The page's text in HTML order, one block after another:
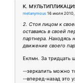
К.
metanymous 16 июля 2010,
2. Стоя лицом к
оставаясь в своей
партнера. Находясь
движение своего
Еклмн. За тридцать
--зеркалить можно
--вперед-назад это